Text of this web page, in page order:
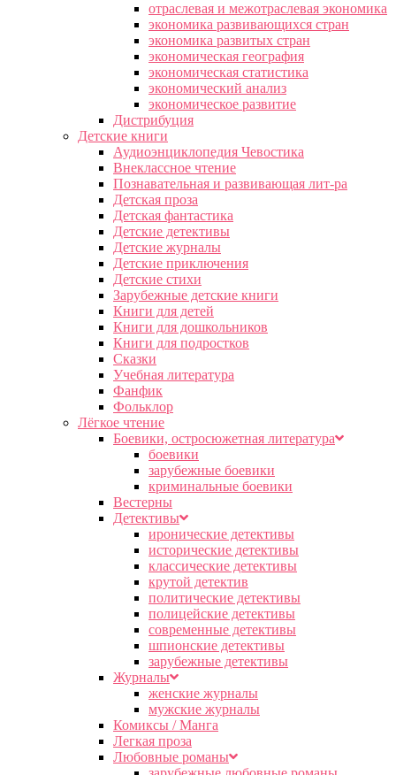
отраслевая и межотраслевая экономика
экономика развивающихся стран
экономика развитых стран
экономическая география
экономическая статистика
экономический анализ
экономическое развитие
Дистрибуция
Детские книги
Аудиоэнциклопедия Чевостика
Внеклассное чтение
Познавательная и развивающая лит-ра
Детская проза
Детская фантастика
Детские детективы
Детские журналы
Детские приключения
Детские стихи
Зарубежные детские книги
Книги для детей
Книги для дошкольников
Книги для подростков
Сказки
Учебная литература
Фанфик
Фольклор
Лёгкое чтение
Боевики, остросюжетная литература
боевики
зарубежные боевики
криминальные боевики
Вестерны
Детективы
иронические детективы
исторические детективы
классические детективы
крутой детектив
политические детективы
полицейские детективы
современные детективы
шпионские детективы
зарубежные детективы
Журналы
женские журналы
мужские журналы
Комиксы / Манга
Легкая проза
Любовные романы